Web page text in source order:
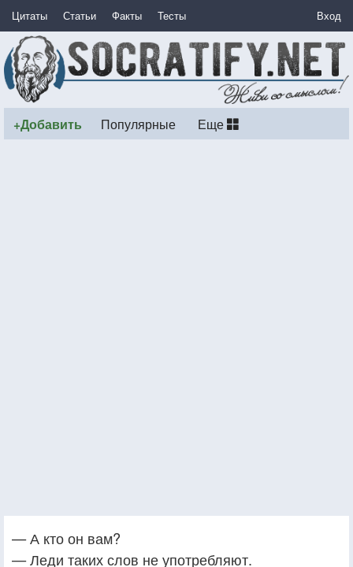
Цитаты Статьи Факты Тесты Вход
+Добавить Популярные Еще
— А кто он вам?
— Леди таких слов не употребляют.